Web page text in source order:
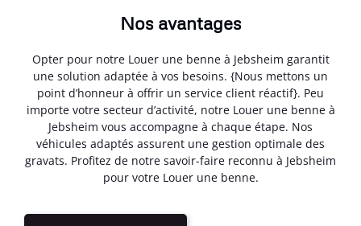
Nos avantages
Opter pour notre Louer une benne à Jebsheim garantit
une solution adaptée à vos besoins. {Nous mettons un
point d’honneur à offrir un service client réactif}. Peu
importe votre secteur d’activité, notre Louer une benne à
Jebsheim vous accompagne à chaque étape. Nos
véhicules adaptés assurent une gestion optimale des
gravats. Profitez de notre savoir-faire reconnu à Jebsheim
pour votre Louer une benne.